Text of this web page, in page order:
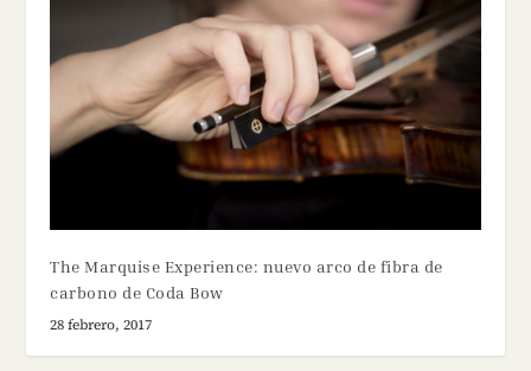
The Marquise Experience: nuevo arco de fibra de
carbono de Coda Bow
28 febrero, 2017